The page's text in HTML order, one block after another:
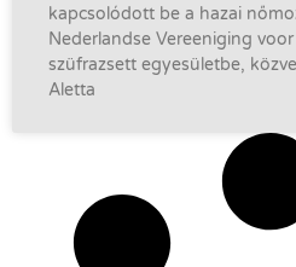
kapcsolódott be a hazai
Nederlandse Vereeniging
szüfrazsett egyesületbe,
Aletta